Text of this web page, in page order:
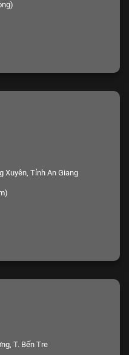
Xuyên, Tỉnh An Giang
T. Bến Tre